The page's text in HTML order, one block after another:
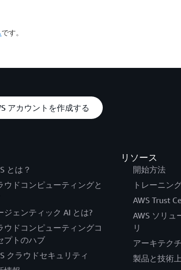
です。
アカウントを作成する
とは？
ウドコンピューティングと
ジェンティック AI とは?
ウドコンピューティングコ
プトのハブ
クラウドセキュリティ
リソース
開始方法
トレーニン
AWS Trust
AWS ソリュ
リ
アーキテク
製品と技術